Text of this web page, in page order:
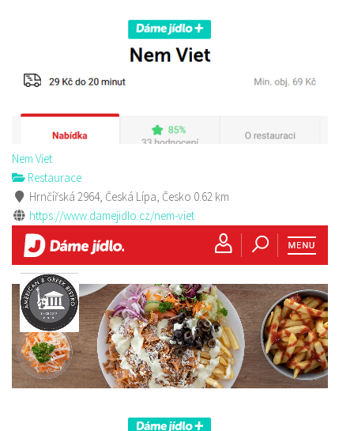
Nem Viet
Restaurace
Hrnčířská 2964, Česká Lípa, Česko 0.62 km
https://www.damejidlo.cz/nem-viet